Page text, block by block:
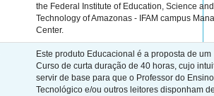
the Federal Institute of Education, Science and
Technology of Amazonas - IFAM campus
Center.
Este produto Educacional é a proposta de um
Curso de curta duração de 40 horas, cujo
servir de base para que o Professor do Ensino
Tecnológico e/ou outros leitores disponham